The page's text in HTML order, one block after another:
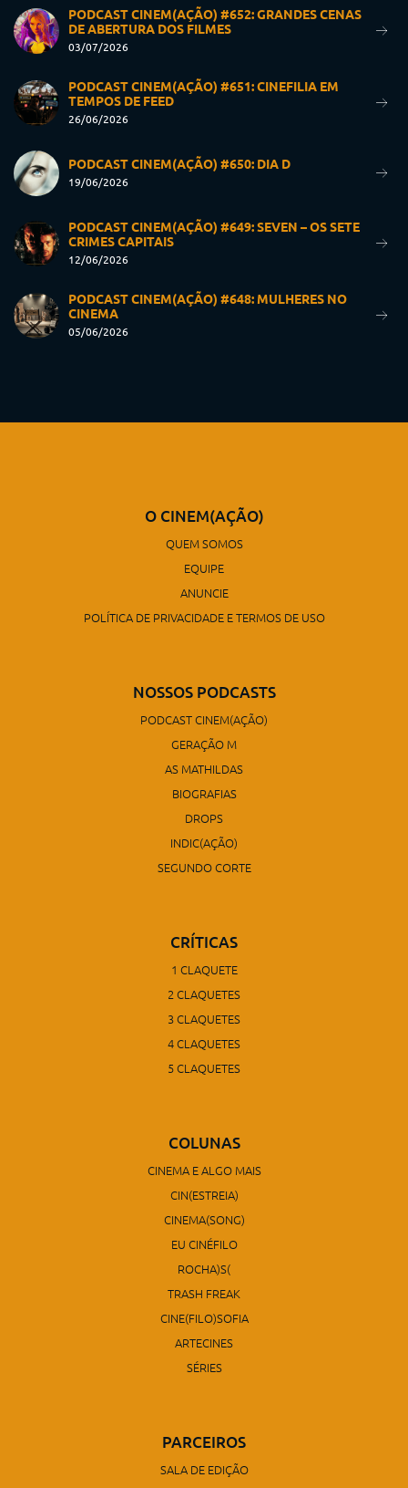
PODCAST CINEM(AÇÃO) #652: GRANDES CENAS
DE ABERTURA DOS FILMES
03/07/2026
PODCAST CINEM(AÇÃO) #651: CINEFILIA EM
TEMPOS DE FEED
26/06/2026
PODCAST CINEM(AÇÃO) #650: DIA D
19/06/2026
PODCAST CINEM(AÇÃO) #649: SEVEN – OS SETE
CRIMES CAPITAIS
12/06/2026
PODCAST CINEM(AÇÃO) #648: MULHERES NO
CINEMA
05/06/2026
O CINEM(AÇÃO)
QUEM SOMOS
EQUIPE
ANUNCIE
POLÍTICA DE PRIVACIDADE E TERMOS DE USO
NOSSOS PODCASTS
PODCAST CINEM(AÇÃO)
GERAÇÃO M
AS MATHILDAS
BIOGRAFIAS
DROPS
INDIC(AÇÃO)
SEGUNDO CORTE
CRÍTICAS
1 CLAQUETE
2 CLAQUETES
3 CLAQUETES
4 CLAQUETES
5 CLAQUETES
COLUNAS
CINEMA E ALGO MAIS
CIN(ESTREIA)
CINEMA(SONG)
EU CINÉFILO
ROCHA)S(
TRASH FREAK
CINE(FILO)SOFIA
ARTECINES
SÉRIES
PARCEIROS
SALA DE EDIÇÃO